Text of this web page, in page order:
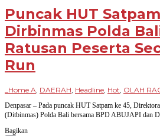
Puncak HUT
Dirbinmas Polda
Ratusan Peserta
Run
_Home A DAERAH Headline Hot OLAH
Denpasar – Pada puncak HUT Satpam ke 45,
(Ditbinmas) Polda Bali bersama BPD ABUJAPI dan
Bagikan